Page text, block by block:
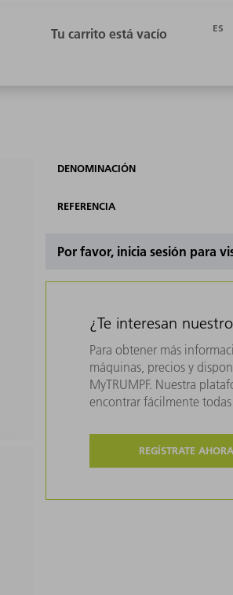
ES
DENOMINACIÓN
REFERENCIA
Por favor, inicia sesión para
¿Te interesan
Para obtener más
máquinas, precios y
MyTRUMPF. Nuestra
encontrar fácilmente todas
REGÍSTRATE AHORA